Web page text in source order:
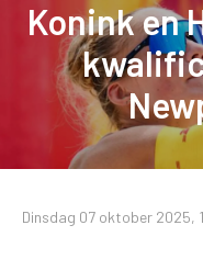
Konink en
Dinsdag 07 oktober 2025,